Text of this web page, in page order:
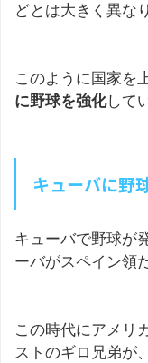
どとは大きく異な
このように国家を
に野球を強化して
キューバに野
キューバで野球が
ーバがスペイン領
この時代にアメリ
ストのギロ兄弟が